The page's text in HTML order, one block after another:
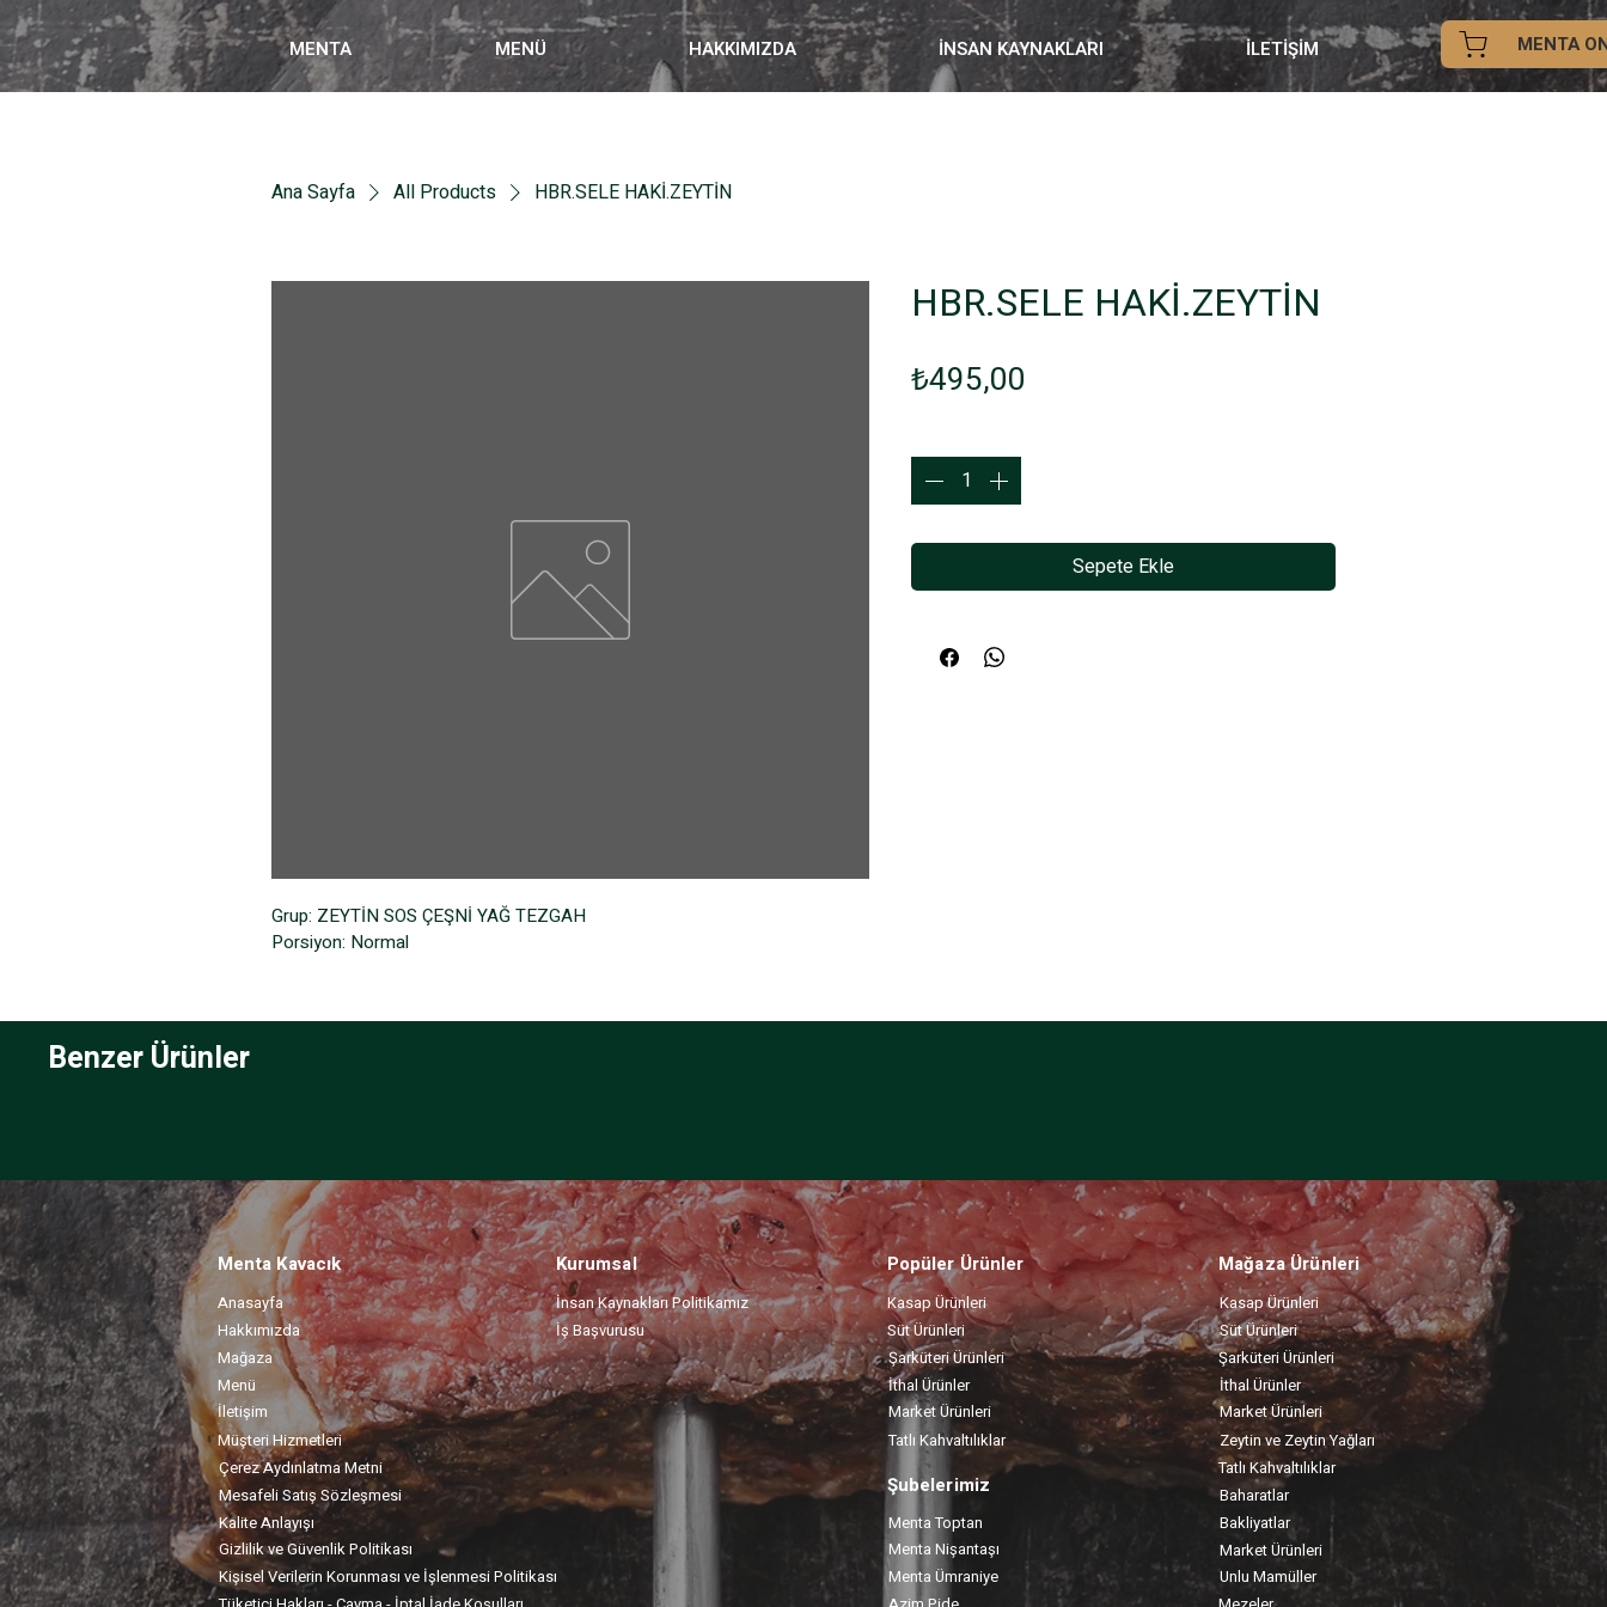
MENTA MENÜ HAKKIMIZDA İNSAN KAYNAKLARI İLETİŞİM MENTA
Ana Sayfa All Products HBR.SELE HAKİ.ZEYTİN
Grup: ZEYTİN SOS ÇEŞNİ YAĞ TEZGAH
Porsiyon: Normal
HBR.SELE HAKİ.ZEYTİN
₺495,00
Sepete Ekle
Benzer Ürünler
Menta Kavacık
Anasayfa
Hakkımızda
Kurumsal
İnsan Kaynakları Politikamız
İş Başvurusu
Mağaza
Menü
İletişim
Müşteri Hizmetleri
Çerez Aydınlatma Metni
Mesafeli Satış Sözleşmesi
Kalite Anlayışı
Gizlilik ve Güvenlik Politikası
Kişisel Verilerin Korunması ve İşlenmesi Politikası
Popüler Ürünler
Kasap Ürünleri
Süt Ürünleri
Şarküteri Ürünleri
İthal Ürünler
Market Ürünleri
Tatlı Kahvaltılıklar
Şubelerimiz
Menta Toptan
Menta Nişantaşı
Menta Ümraniye
Mağaza Ürünleri
Kasap Ürünleri
Süt Ürünleri
Şarküteri Ürünleri
İthal Ürünler
Market Ürünleri
Zeytin ve Zeytin Yağları
Tatlı Kahvaltılıklar
Baharatlar
Bakliyatlar
Market Ürünleri
Unlu Mamüller